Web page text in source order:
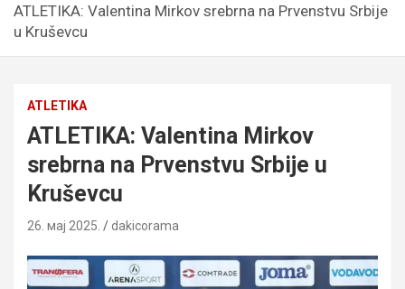
ATLETIKA: Valentina Mirkov srebrna na Prvenstvu Srbije
u Kruševcu
ATLETIKA
ATLETIKA: Valentina Mirkov
srebrna na Prvenstvu Srbije u
Kruševcu
26. мај 2025. dakicorama